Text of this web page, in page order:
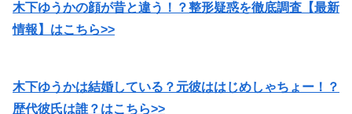
木下ゆうかの顔が昔と違う！？整形疑惑を徹底調査【最新
情報】はこちら>>
木下ゆうかは結婚している？元彼ははじめしゃちょー！？
歴代彼氏は誰？はこちら>>